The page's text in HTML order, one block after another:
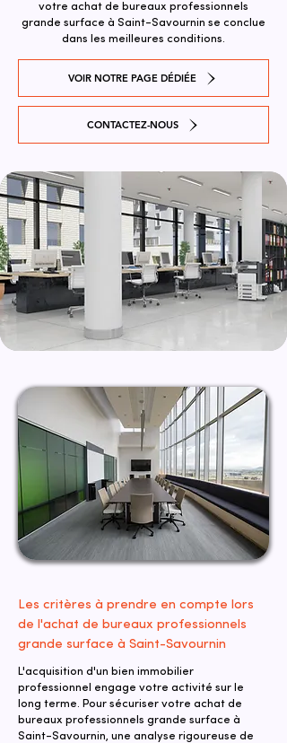
votre achat de bureaux professionnels
grande surface à Saint-Savournin se conclue
dans les meilleures conditions.
VOIR NOTRE PAGE DÉDIÉE
CONTACTEZ-NOUS
Les critères à prendre en compte lors
de l'achat de bureaux professionnels
grande surface à Saint-Savournin
L'acquisition d'un bien immobilier
professionnel engage votre activité sur le
long terme. Pour sécuriser votre achat de
bureaux professionnels grande surface à
Saint-Savournin, une analyse rigoureuse de